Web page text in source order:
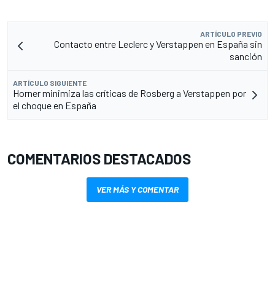
ARTÍCULO PREVIO
Contacto entre Leclerc y Verstappen en España sin
sanción
ARTÍCULO SIGUIENTE
Horner minimiza las críticas de Rosberg a Verstappen por
el choque en España
COMENTARIOS DESTACADOS
VER MÁS Y COMENTAR